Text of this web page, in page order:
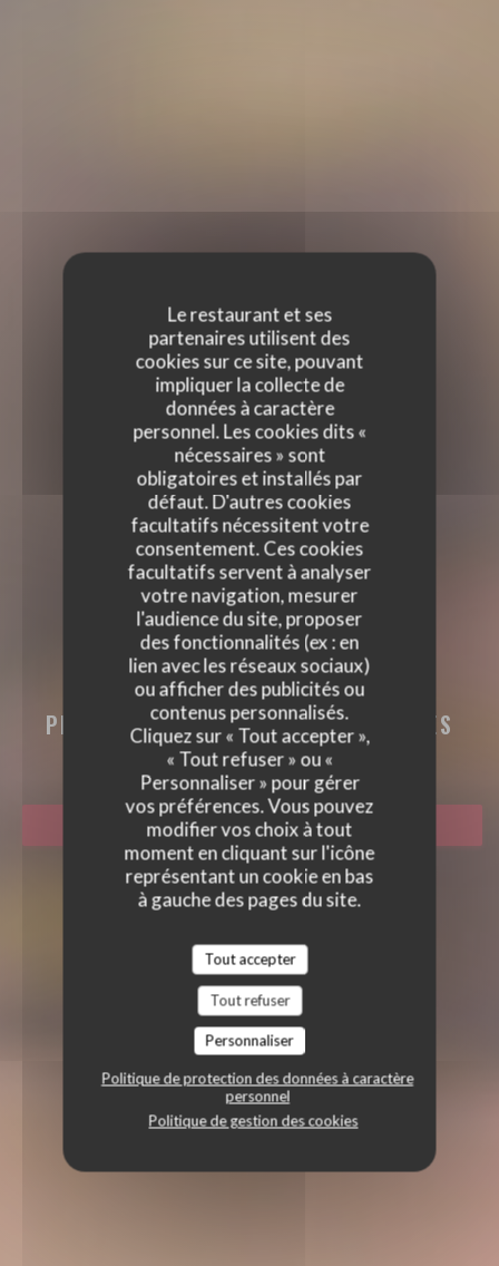
Le restaurant et ses
partenaires utilisent des
cookies sur ce site, pouvant
impliquer la collecte de
données à caractère
personnel. Les cookies dits «
nécessaires » sont
obligatoires et installés par
défaut. D'autres cookies
facultatifs nécessitent votre
consentement. Ces cookies
facultatifs servent à analyser
votre navigation, mesurer
l'audience du site, proposer
des fonctionnalités (ex : en
lien avec les réseaux sociaux)
ou afficher des publicités ou
contenus personnalisés.
Cliquez sur « Tout accepter »,
« Tout refuser » ou «
Personnaliser » pour gérer
vos préférences. Vous pouvez
modifier vos choix à tout
moment en cliquant sur l'icône
représentant un cookie en bas
à gauche des pages du site.
Tout accepter
Tout refuser
Personnaliser
Politique de protection des données à caractère
personnel
Politique de gestion des cookies
OSTÉRIA
OSTÉRIA
PIZZA ET BAR À COCKTAILS|ISSY LES
MOULINEAUX
RÉSERVER